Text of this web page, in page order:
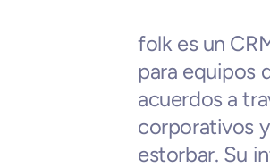
folk es un
para equipos
acuerdos a
corporativos
estorbar. Su